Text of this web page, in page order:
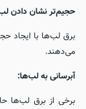
حجیم‌تر نشان دادن
برق لب‌ها با ایجاد
می‌دهند.
آبرسانی به لب‌ها:
برخی از برق لب‌ها